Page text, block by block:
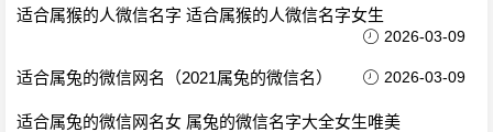
适合属猴的人微信名字 适合属猴的人微信名字女生
2026-03-09
适合属兔的微信网名（2021属兔的微信名） 2026-03-09
适合属兔的微信网名女 属兔的微信名字大全女生唯美